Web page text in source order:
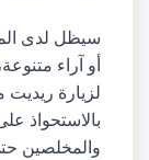
سيظل لدى
أو آراء
لزيارة
بالاستحواذ
والمخلصين